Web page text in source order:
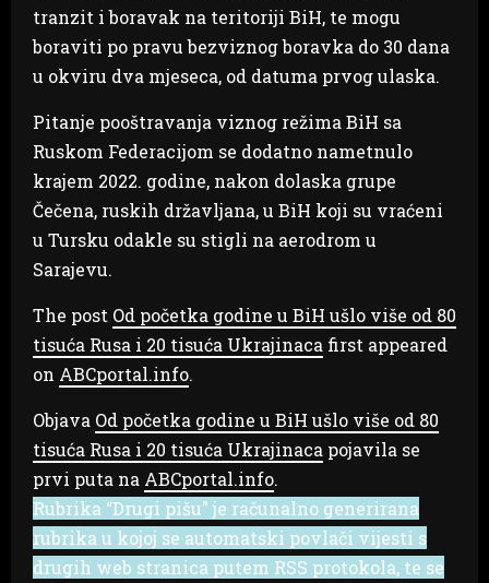
tranzit i boravak na teritoriji BiH, te mogu
boraviti po pravu bezviznog boravka do 30 dana
u okviru dva mjeseca, od datuma prvog ulaska.
Pitanje pooštravanja viznog režima BiH sa
Ruskom Federacijom se dodatno nametnulo
krajem 2022. godine, nakon dolaska grupe
Čečena, ruskih državljana, u BiH koji su vraćeni
u Tursku odakle su stigli na aerodrom u
Sarajevu.
The post Od početka godine u BiH ušlo više od 80
tisuća Rusa i 20 tisuća Ukrajinaca first appeared
on ABCportal.info.
Objava Od početka godine u BiH ušlo više od 80
tisuća Rusa i 20 tisuća Ukrajinaca pojavila se
prvi puta na ABCportal.info.
Rubrika “Drugi pišu” je računalno generirana
rubrika u kojoj se automatski povlači vijesti s
drugih web stranica putem RSS protokola, te se